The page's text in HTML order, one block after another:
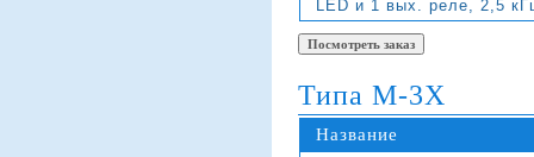
LED и 1 вых. реле, 2,5
Типа M-3X
Название